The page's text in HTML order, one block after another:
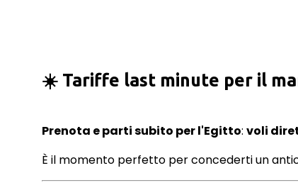
☀️ Tariffe last minute per il
Prenota e parti subito per l'Egitto: voli
È il momento perfetto per concederti un